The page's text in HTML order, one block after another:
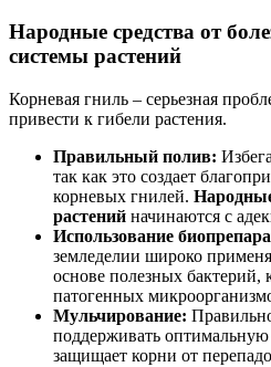
Народные средства от
системы растений
Корневая гниль – серьезная
привести к гибели растения.
Правильный полив:
так как это создает
корневых гнилей.
растений начинаются с
Использование
земледелии широко
основе полезных бактерий,
патогенных
Мульчирование:
поддерживать
защищает корни от